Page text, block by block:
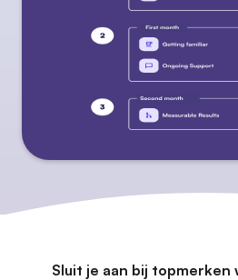
Sluit je aan bij